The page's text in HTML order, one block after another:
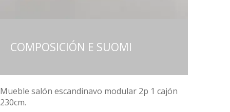
COMPOSICIÓN E SUOMI
Mueble salón escandinavo modular 2p 1 cajón
230cm.